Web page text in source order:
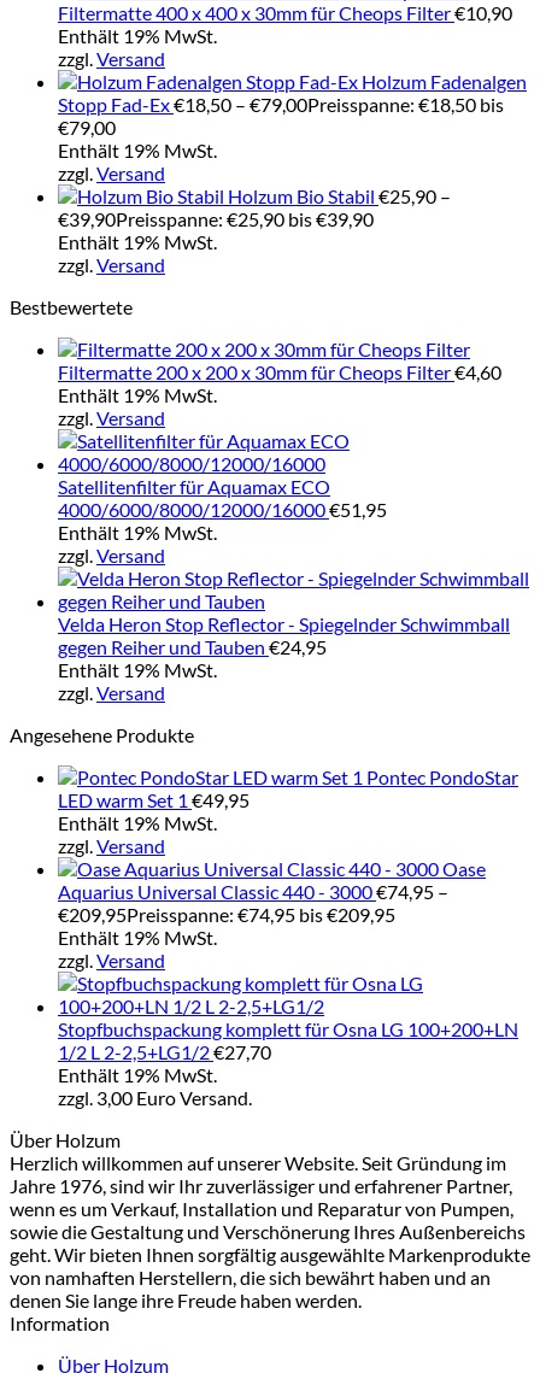
Filtermatte 400 x 400 x 30mm für Cheops Filter€10,90
Enthält 19% MwSt.
zzgl.Versand
Holzum Fadenalgen
Stopp Fad-Ex€18,50 – €79,00Preisspanne: €18,50 bis
€79,00
Enthält 19% MwSt.
zzgl.Versand
Holzum Bio Stabil €25,90 –
€39,90Preisspanne: €25,90 bis €39,90
Enthält 19% MwSt.
zzgl.Versand
Bestbewertete
Filtermatte 200 x 200 x 30mm für Cheops Filter€4,60
Enthält 19% MwSt.
zzgl.Versand
Satellitenfilter für Aquamax ECO
4000/6000/8000/12000/16000€51,95
Enthält 19% MwSt.
zzgl.Versand
Velda Heron Stop Reflector - Spiegelnder Schwimmball
gegen Reiher und Tauben €24,95
Enthält 19% MwSt.
zzgl.Versand
Angesehene Produkte
Pontec PondoStar
LED warm Set 1 €49,95
Enthält 19% MwSt.
zzgl.Versand
Oase
Aquarius Universal Classic 440 - 3000€74,95 –
€209,95Preisspanne: €74,95 bis €209,95
Enthält 19% MwSt.
zzgl.Versand
Stopfbuchspackung komplett für Osna LG 100+200+LN
1/2 L 2-2,5+LG1/2€27,70
Enthält 19% MwSt.
zzgl. 3,00 Euro Versand.
Über Holzum
Herzlich willkommen auf unserer Website. Seit Gründung im
Jahre 1976, sind wir Ihr zuverlässiger und erfahrener Partner,
wenn es um Verkauf, Installation und Reparatur von Pumpen,
sowie die Gestaltung und Verschönerung Ihres Außenbereichs
geht. Wir bieten Ihnen sorgfältig ausgewählte Markenprodukte
von namhaften Herstellern, die sich bewährt haben und an
denen Sie lange ihre Freude haben werden.
Information
Über Holzum